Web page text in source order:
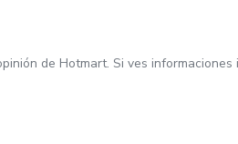
de Hotmart. Si ves informaciones